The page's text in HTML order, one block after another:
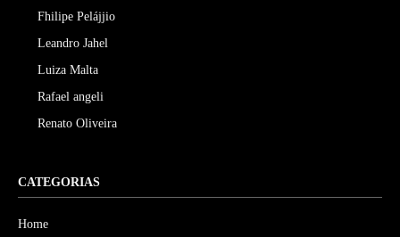
Fhilipe Pelájjio
Leandro Jahel
Luiza Malta
Rafael angeli
Renato Oliveira
CATEGORIAS
Home